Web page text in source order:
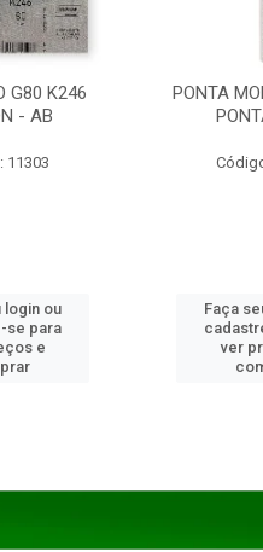
G80 K246
- AB
11303
login ou
se para
e
PONTA
Faça
ver